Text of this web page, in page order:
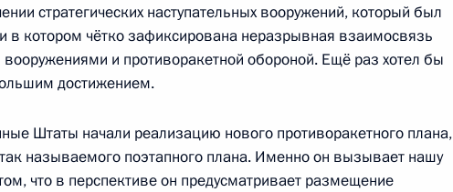
Москва, Кремль
совета по международным делам
Москва
7
стратегических наступательных вооружений, который был
в котором чётко зафиксирована неразрывная взаимосвязь
вооружениями и противоракетной обороной. Ещё раз хотел бы
достижением.
Штаты начали реализацию нового противоракетного плана,
называемого поэтапного плана. Именно он вызывает нашу
что в перспективе он предусматривает размещение